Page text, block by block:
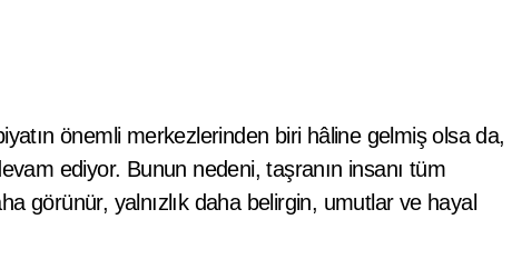
önemli merkezlerinden biri hâline gelmiş olsa da,
ediyor. Bunun nedeni, taşranın insanı tüm
görünür, yalnızlık daha belirgin, umutlar ve hayal